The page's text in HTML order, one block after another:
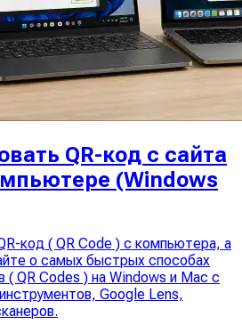
QR-код с сайта
(Windows
код ( QR Code ) с компьютера, а
о самых быстрых способах
( QR Codes ) на Windows и Mac с
Google Lens,